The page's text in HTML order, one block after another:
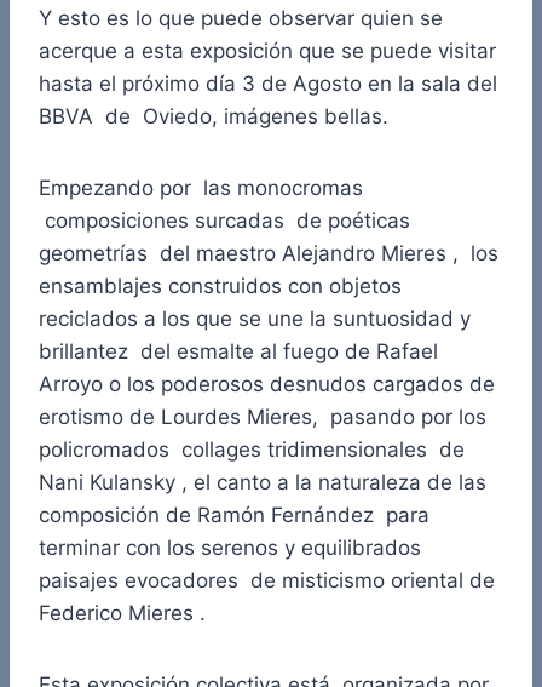
Y esto es lo que puede observar quien se
acerque a esta exposición que se puede visitar
hasta el próximo día 3 de Agosto en la sala del
BBVA de Oviedo, imágenes bellas.
Empezando por las monocromas
composiciones surcadas de poéticas
geometrías del maestro Alejandro Mieres , los
ensamblajes construidos con objetos
reciclados a los que se une la suntuosidad y
brillantez del esmalte al fuego de Rafael
Arroyo o los poderosos desnudos cargados de
erotismo de Lourdes Mieres, pasando por los
policromados collages tridimensionales de
Nani Kulansky , el canto a la naturaleza de las
composición de Ramón Fernández para
terminar con los serenos y equilibrados
paisajes evocadores de misticismo oriental de
Federico Mieres .